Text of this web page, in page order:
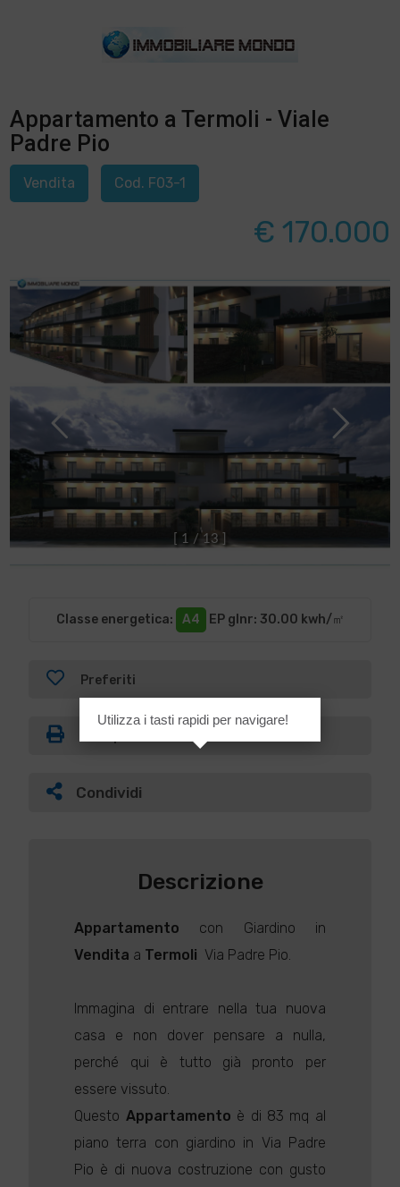
Appartamento a Termoli - Viale
Padre Pio
Vendita Cod. F03-1
€ 170.000
1 / 13
Classe energetica: A4 EP glnr: 30.00 kwh/㎡
Preferiti
Condividi
Descrizione
Appartamento con Giardino in
Vendita a Termoli  Via Padre Pio.
Immagina di entrare nella tua nuova
casa e non dover pensare a nulla,
perché qui è tutto già pronto per
essere vissuto.
Questo Appartamento è di 83 mq al
piano terra con giardino in Via Padre
Pio è di nuova costruzione con gusto
Utilizza i tasti rapidi per navigare!